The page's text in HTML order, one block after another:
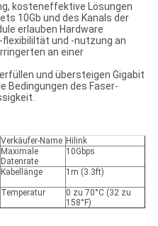
kosteneffektive Lösungen
10Gb und des Kanals der
erlauben Hardware
und -nutzung an
an einer
und übersteigen Gigabit
Bedingungen des Faser-
Verkäufer-Name Hilink
Maximale
Datenrate
10Gbps
Kabellänge 1m (3.3ft)
Temperatur
0 zu 70°C (32 zu
158°F)